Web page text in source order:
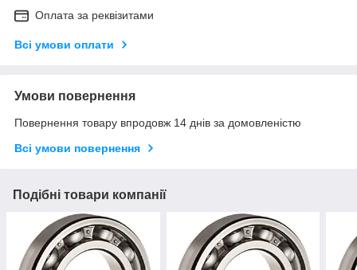
Оплата за реквізитами
Всі умови оплати
Умови повернення
Повернення товару впродовж 14 днів за домовленістю
Всі умови повернення
Подібні товари компанії